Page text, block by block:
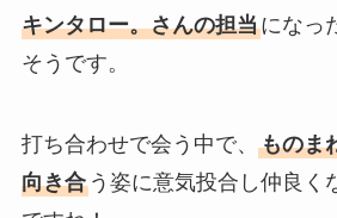
キンタロー。さんの担当になっ
そうです。
打ち合わせで会う中で、 ものま
向き合う姿に意気投合し仲良く